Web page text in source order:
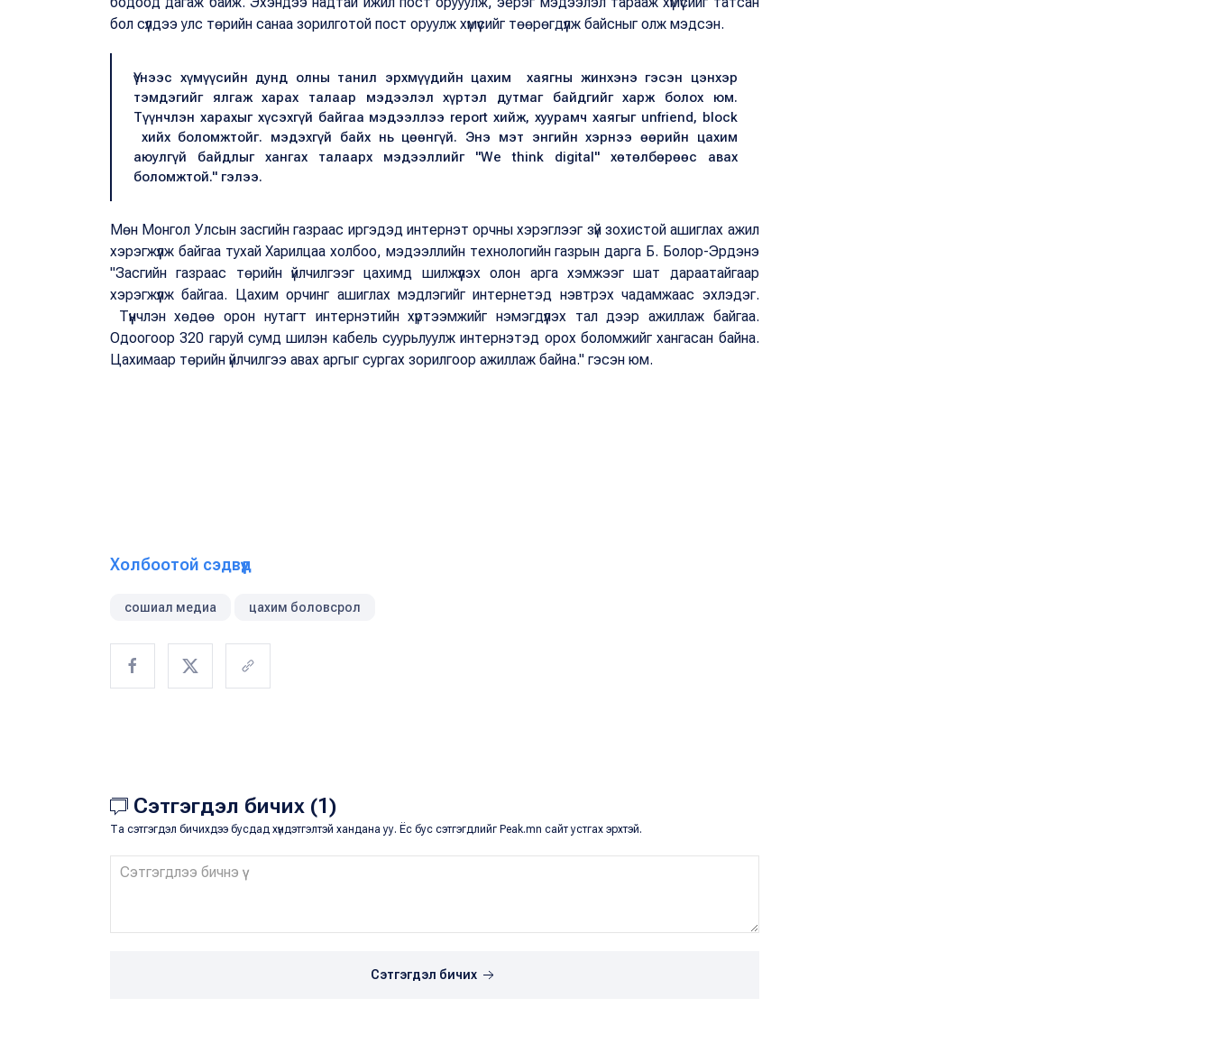
бол сүүлдээ улс төрийн санаа зорилготой пост оруулж хүмүүсийг төөрөгдүүлж байсныг олж мэдсэн.
Үүнээс хүмүүсийн дунд олны танил эрхмүүдийн цахим хаягны жинхэнэ гэсэн цэнхэр
тэмдэгийг ялгаж харах талаар мэдээлэл хүртэл дутмаг байдгийг харж болох юм.
Түүнчлэн харахыг хүсэхгүй байгаа мэдээллээ report хийж, хуурамч хаягыг unfriend, block
хийх боломжтойг. мэдэхгүй байх нь цөөнгүй. Энэ мэт энгийн хэрнээ өөрийн цахим
аюулгүй байдлыг хангах талаарх мэдээллийг "We think digital" хөтөлбөрөөс авах
боломжтой." гэлээ.
Мөн Монгол Улсын засгийн газраас иргэдэд интернэт орчны хэрэглээг зүй зохистой ашиглах ажил
хэрэгжүүлж байгаа тухай Харилцаа холбоо, мэдээллийн технологийн газрын дарга Б. Болор-Эрдэнэ
"Засгийн газраас төрийн үйлчилгээг цахимд шилжүүлэх олон арга хэмжээг шат дараатайгаар
хэрэгжүүлж байгаа. Цахим орчинг ашиглах мэдлэгийг интернетэд нэвтрэх чадамжаас эхлэдэг.
Түүнчлэн хөдөө орон нутагт интернэтийн хүртээмжийг нэмэгдүүлэх тал дээр ажиллаж байгаа.
Одоогоор 320 гаруй сумд шилэн кабель суурьлуулж интернэтэд орох боломжийг хангасан байна.
Цахимаар төрийн үйлчилгээ авах аргыг сургах зорилгоор ажиллаж байна." гэсэн юм.
Холбоотой сэдвүүд
сошиал медиа цахим боловсрол
Сэтгэгдэл бичих (1)
Та сэтгэгдэл бичихдээ бусдад хүндэтгэлтэй хандана уу. Ёс бус сэтгэгдлийг Peak.mn сайт устгах эрхтэй.
Сэтгэгдэл бичих